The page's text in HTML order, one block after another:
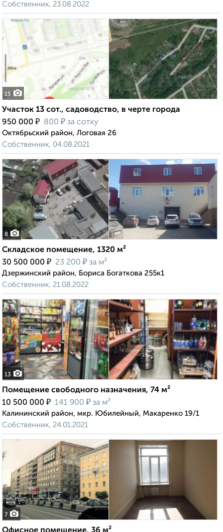
Собственник, 23.08.2022
15
Участок 13 сот., садоводство, в черте города
950 000 ₽ 800 ₽ за сотку
Октябрьский район, Логовая 26
Собственник, 04.08.2021
8
Складское помещение, 1320 м²
30 500 000 ₽ 23 200 ₽ за м²
Дзержинский район, Бориса Богаткова 255к1
Собственник, 21.08.2022
13
Помещение свободного назначения, 74 м²
10 500 000 ₽ 141 900 ₽ за м²
Калининский район, мкр. Юбилейный, Макаренко 19/1
Собственник, 24.01.2021
7